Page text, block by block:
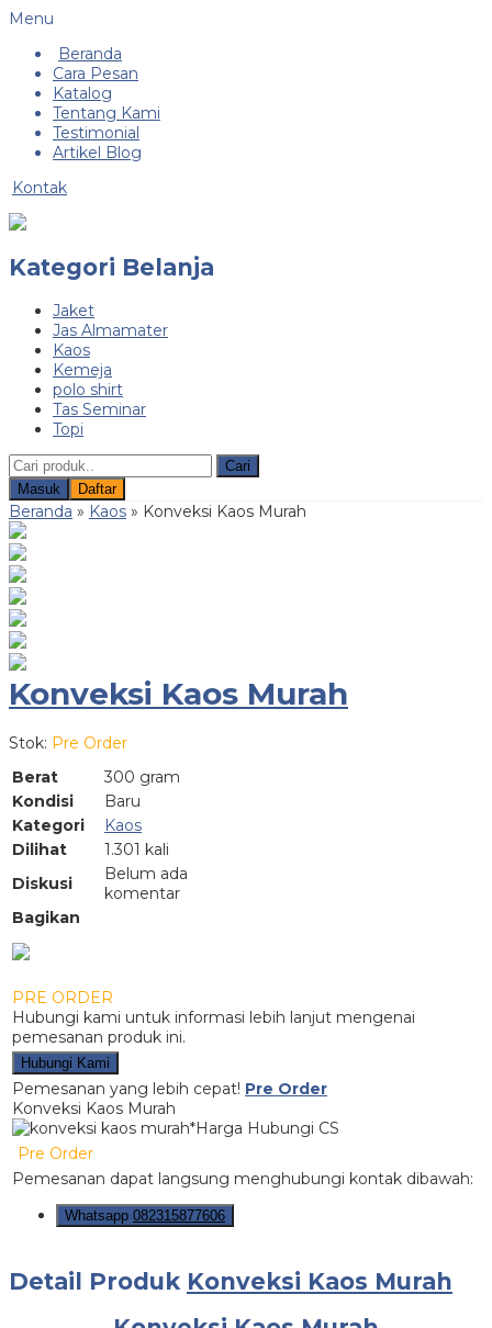
Menu
Beranda
Cara Pesan
Katalog
Tentang Kami
Testimonial
Artikel Blog
Kontak
Kategori Belanja
Jaket
Jas Almamater
Kaos
Kemeja
polo shirt
Tas Seminar
Topi
Cari
Masuk
Daftar
Beranda » Kaos » Konveksi Kaos Murah
Konveksi Kaos Murah
Stok: Pre Order
Berat
300 gram
Kondisi
Baru
Kategori
Kaos
Dilihat
1.301 kali
Diskusi
Belum ada
komentar
Bagikan
PRE ORDER
Hubungi kami untuk informasi lebih lanjut mengenai
pemesanan produk ini.
Hubungi Kami
Pemesanan yang lebih cepat! Pre Order
Konveksi Kaos Murah
*Harga Hubungi CS
Pre Order
Pemesanan dapat langsung menghubungi kontak dibawah:
Whatsapp 082315877606
Detail Produk Konveksi Kaos Murah